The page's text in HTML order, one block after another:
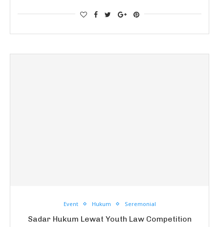
Event Hukum Seremonial
Sadar Hukum Lewat Youth Law Competition